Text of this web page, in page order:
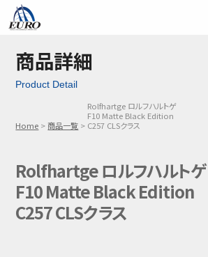
ご利用方法
メール問い合わせ
03-5674-7742
商品詳細
Product Detail
Home 商品一覧
Rolfhartge ロルフハルトゲ
F10 Matte Black Edition
C257 CLSクラス
Rolfhartge ロルフハルトゲ
F10 Matte Black Edition
C257 CLSクラス